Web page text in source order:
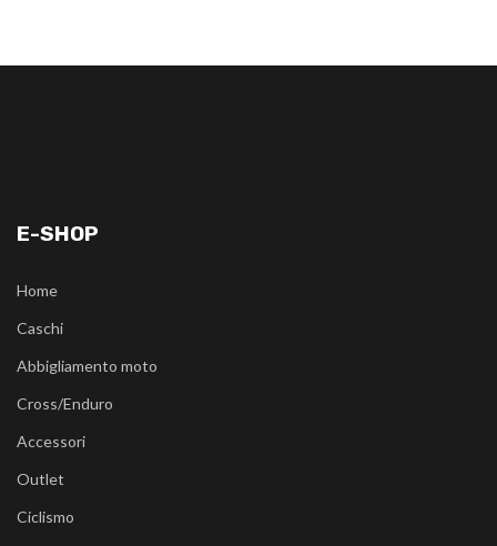
E-SHOP
Home
Caschi
Abbigliamento moto
Cross/Enduro
Accessori
Outlet
Ciclismo